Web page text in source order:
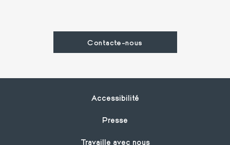
Contacte-nous
Footer
Accessibilité
Presse
Travaille avec nous